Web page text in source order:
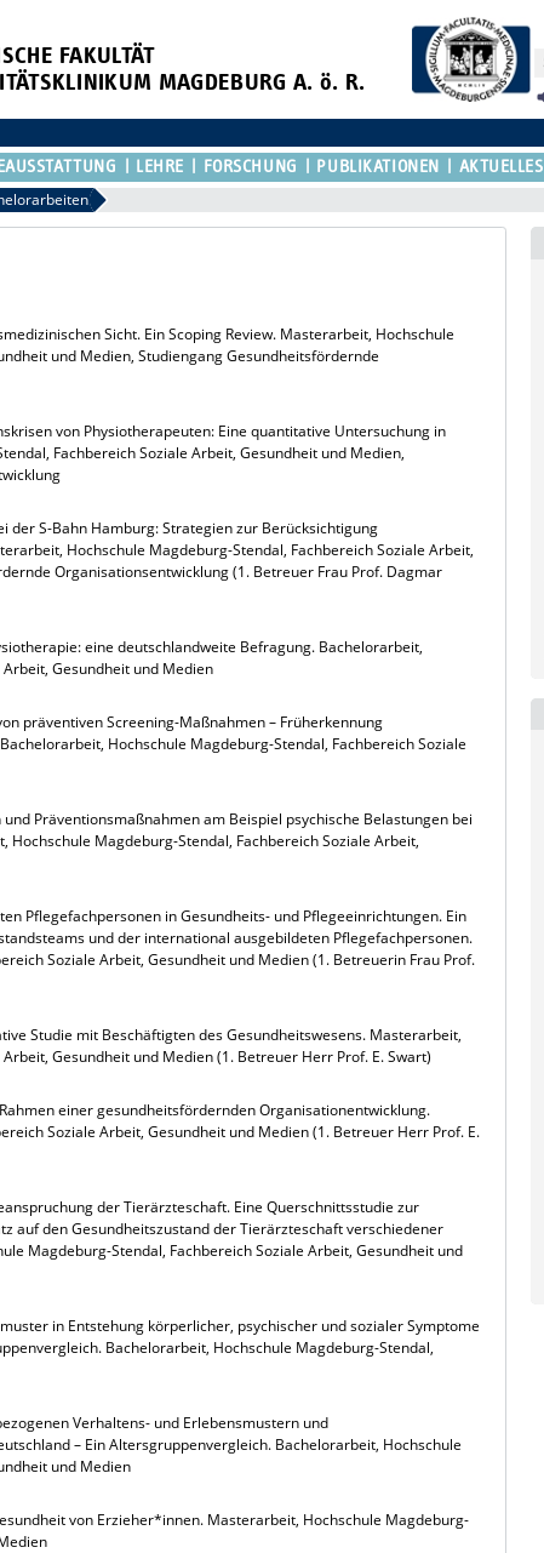
FAKULTÄT
MAGDEBURG A. ö. R.
LEHRE FORSCHUNG PUBLIKATIONEN AKTUELLES
Sicht. Ein Scoping Review. Masterarbeit, Hochschule
und Medien, Studiengang Gesundheitsfördernde
von Physiotherapeuten: Eine quantitative Untersuchung in
Fachbereich Soziale Arbeit, Gesundheit und Medien,
S-Bahn Hamburg: Strategien zur Berücksichtigung
Hochschule Magdeburg-Stendal, Fachbereich Soziale Arbeit,
Organisationsentwicklung (1. Betreuer Frau Prof. Dagmar
eine deutschlandweite Befragung. Bachelorarbeit,
Gesundheit und Medien
präventiven Screening-Maßnahmen – Früherkennung
Hochschule Magdeburg-Stendal, Fachbereich Soziale
Präventionsmaßnahmen am Beispiel psychische Belastungen bei
Magdeburg-Stendal, Fachbereich Soziale Arbeit,
Pflegefachpersonen in Gesundheits- und Pflegeeinrichtungen. Ein
und der international ausgebildeten Pflegefachpersonen.
Soziale Arbeit, Gesundheit und Medien (1. Betreuerin Frau Prof.
Studie mit Beschäftigten des Gesundheitswesens. Masterarbeit,
Gesundheit und Medien (1. Betreuer Herr Prof. E. Swart)
einer gesundheitsfördernden Organisationentwicklung.
Soziale Arbeit, Gesundheit und Medien (1. Betreuer Herr Prof. E.
der Tierärzteschaft. Eine Querschnittsstudie zur
auf den Gesundheitszustand der Tierärzteschaft verschiedener
Magdeburg-Stendal, Fachbereich Soziale Arbeit, Gesundheit und
in Entstehung körperlicher, psychischer und sozialer Symptome
Bachelorarbeit, Hochschule Magdeburg-Stendal,
Verhaltens- und Erlebensmustern und
– Ein Altersgruppenvergleich. Bachelorarbeit, Hochschule
und Medien
von Erzieher*innen. Masterarbeit, Hochschule Magdeburg-